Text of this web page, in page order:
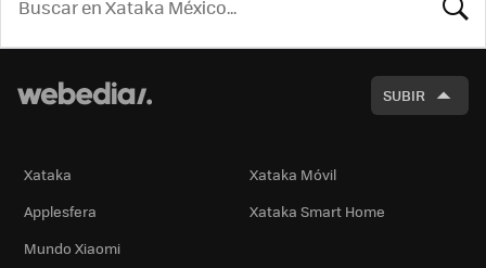
SUBIR
Xataka
Xataka Móvil
Applesfera
Xataka Smart Home
Mundo Xiaomi